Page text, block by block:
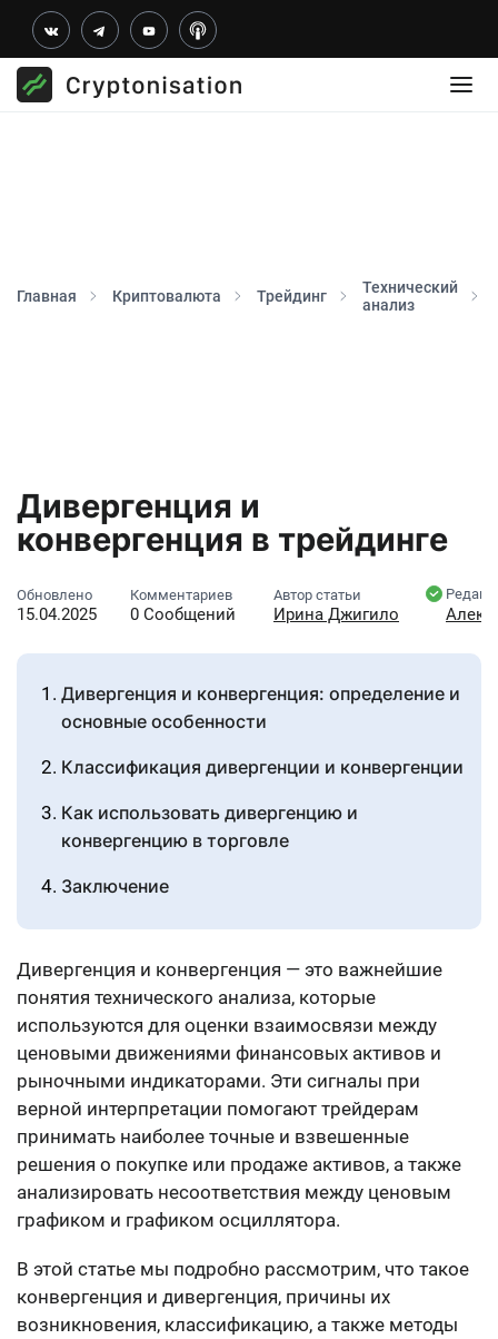
Главная Криптовалюта Трейдинг
Технический
анализ
Дивергенция и
конвергенция в трейдинге
Обновлено
15.04.2025
Комментариев
0 Сообщений
Автор статьи
Ирина Джигило
Дивергенция и конвергенция: определение и
основные особенности
Классификация дивергенции и конвергенции
Как использовать дивергенцию и
конвергенцию в торговле
Заключение
Дивергенция и конвергенция — это важнейшие
понятия технического анализа, которые
используются для оценки взаимосвязи между
ценовыми движениями финансовых активов и
рыночными индикаторами. Эти сигналы при
верной интерпретации помогают трейдерам
принимать наиболее точные и взвешенные
решения о покупке или продаже активов, а также
анализировать несоответствия между ценовым
графиком и графиком осциллятора.
В этой статье мы подробно рассмотрим, что такое
конвергенция и дивергенция, причины их
возникновения, классификацию, а также методы